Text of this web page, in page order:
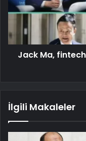
Jack Ma,
İlgili Makaleler